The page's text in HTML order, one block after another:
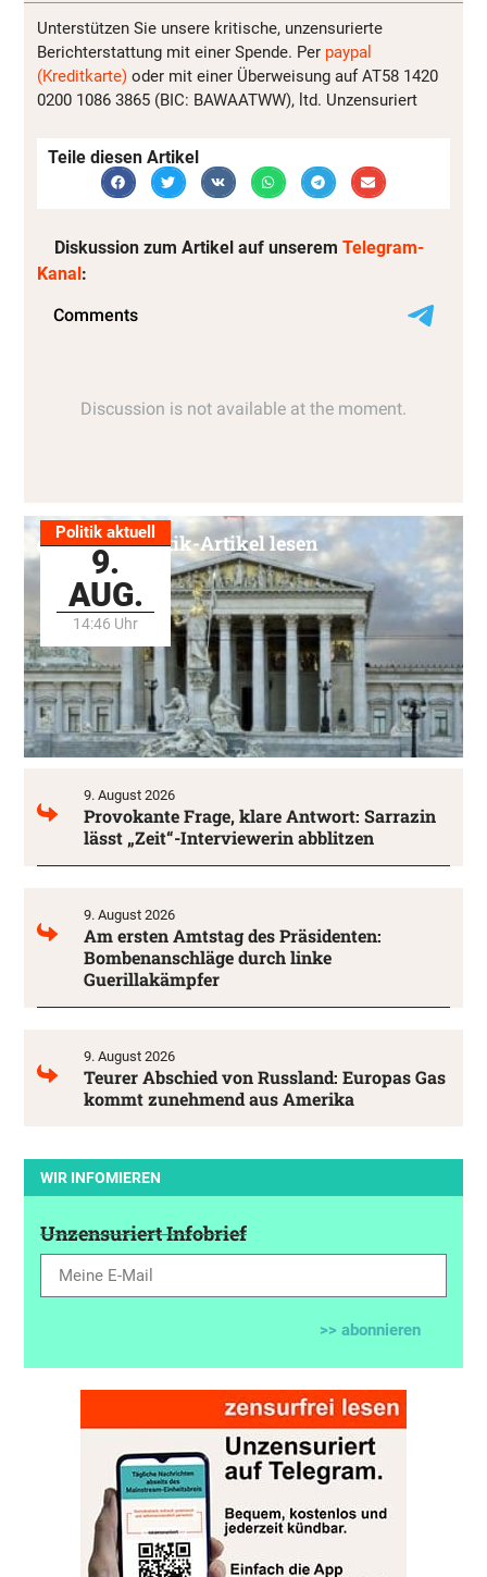
Unterstützen Sie unsere kritische, unzensurierte
Berichterstattung mit einer Spende. Per paypal
(Kreditkarte) oder mit einer Überweisung auf AT58 1420
0200 1086 3865 (BIC: BAWAATWW), ltd. Unzensuriert
Teile diesen Artikel
Diskussion zum Artikel auf unserem Telegram-
Kanal:
Politik aktuell
9.
AUG.
14:46 Uhr
Alle Politik-Artikel lesen
9. August 2026
Provokante Frage, klare Antwort: Sarrazin
lässt „Zeit“-Interviewerin abblitzen
9. August 2026
Am ersten Amtstag des Präsidenten:
Bombenanschläge durch linke
Guerillakämpfer
9. August 2026
Teurer Abschied von Russland: Europas Gas
kommt zunehmend aus Amerika
WIR INFOMIEREN
Unzensuriert Infobrief
>> abonnieren